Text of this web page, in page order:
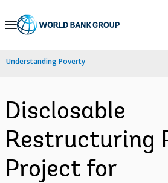
Skip
Navigation
Understanding Poverty
Disclosable
Restructuring
Project for